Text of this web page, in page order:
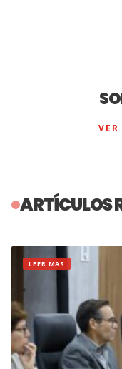
ARTÍCULOS
LEER MAS